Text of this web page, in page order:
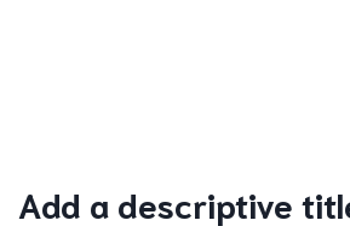
Add a descriptive